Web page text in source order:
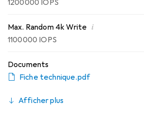
1200000 IOPS
Max. Random 4k Write i
1100000 IOPS
Documents
Fiche technique.pdf
Afficher plus